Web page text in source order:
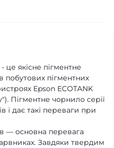
- це якісне пігментне
пігментних
Epson ECOTANK
Пігментне чорнило серії
і дає такі переваги при
— основна перевага
Завдяки твердим